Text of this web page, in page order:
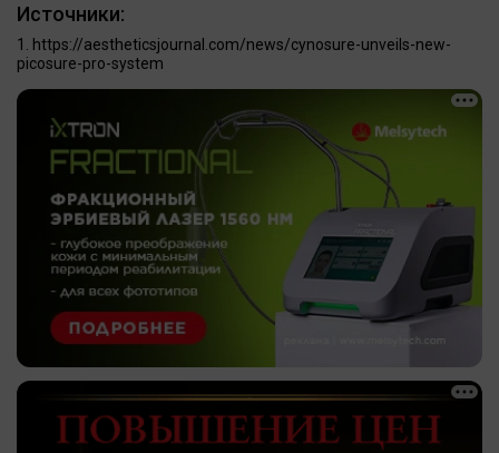
Источники:
https://aestheticsjournal.com/news/cynosure-unveils-new-
picosure-pro-system